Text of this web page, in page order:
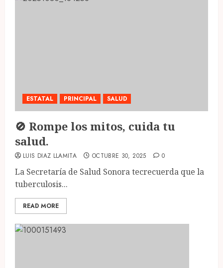
ESTATAL PRINCIPAL SALUD
🚫 Rompe los mitos, cuida tu
salud.
LUIS DIAZ LLAMITA OCTUBRE 30, 2025 0
La Secretaría de Salud Sonora tecrecuerda que la
tuberculosis...
READ MORE